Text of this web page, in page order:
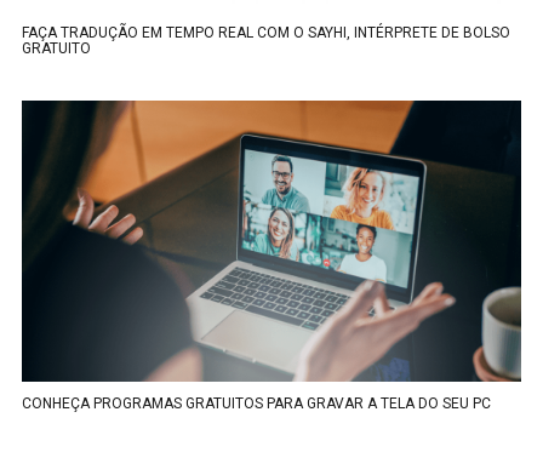
FAÇA TRADUÇÃO EM TEMPO REAL COM O SAYHI, INTÉRPRETE DE BOLSO
GRATUITO
CONHEÇA PROGRAMAS GRATUITOS PARA GRAVAR A TELA DO SEU PC